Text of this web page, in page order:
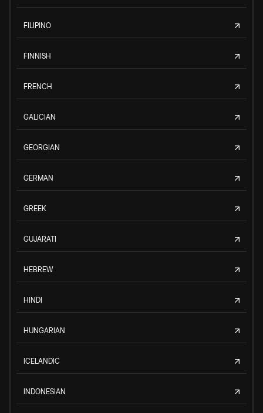
FILIPINO
FINNISH
FRENCH
GALICIAN
GEORGIAN
GERMAN
GREEK
GUJARATI
HEBREW
HINDI
HUNGARIAN
ICELANDIC
INDONESIAN